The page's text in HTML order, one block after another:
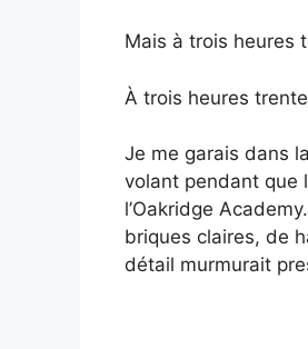
Mais à trois heures
À trois heures
Je me garais dans
volant pendant que
l’Oakridge
briques claires, de
détail murmurait